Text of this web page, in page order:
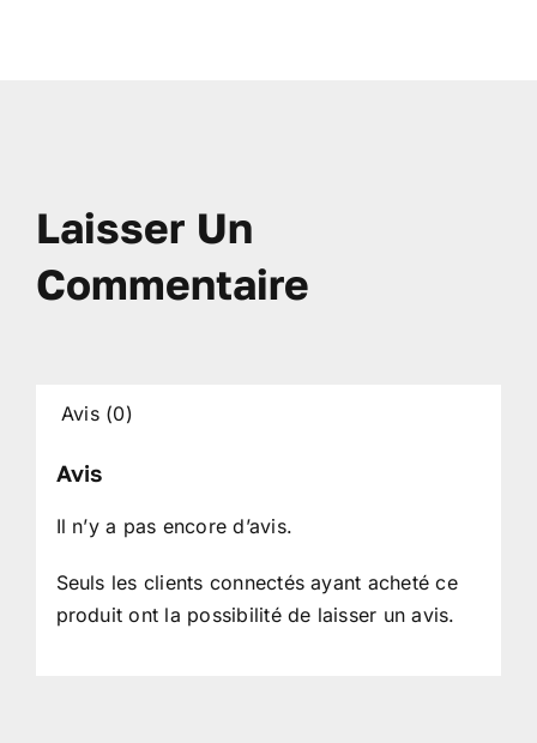
Laisser Un
Commentaire
Avis (0)
Avis
Il n’y a pas encore d’avis.
Seuls les clients connectés ayant acheté ce
produit ont la possibilité de laisser un avis.